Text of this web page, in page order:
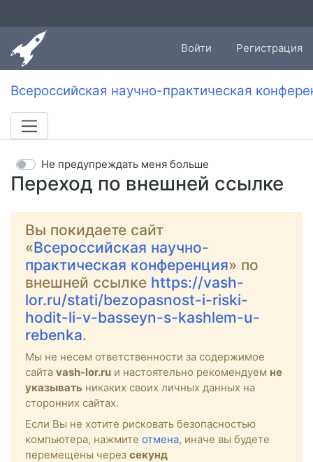
Войти Регистрация
Всероссийская научно-практическая
Переход по внешней ссылке
Не предупреждать меня больше
Вы покидаете сайт
«Всероссийская научно-
практическая конференция» по
внешней ссылке https://vash-
lor.ru/stati/bezopasnost-i-riski-
hodit-li-v-basseyn-s-kashlem-u-
rebenka.
Мы не несем ответственности за содержимое
сайта vash-lor.ru и настоятельно рекомендуем не
указывать никаких своих личных данных на
сторонних сайтах.
Если Вы не хотите рисковать безопасностью
компьютера, нажмите отмена, иначе вы будете
перемещены через секунд